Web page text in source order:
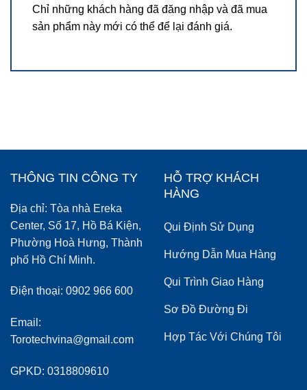
Chỉ những khách hàng đã đăng nhập và đã mua
sản phẩm này mới có thể để lại đánh giá.
THÔNG TIN CÔNG TY
Địa chỉ: Tòa nhà Ereka
Center, Số 17, Hồ Bá Kiện,
Phường Hoà Hưng, Thành
phố Hồ Chí Minh.
Điện thoại: 0902 966 600
Email:
Torotechvina@gmail.com
GPKD: 0318809610
HỖ TRỢ KHÁCH
HÀNG
Qui Định Sử Dụng
Hướng Dẫn Mua Hàng
Qui Trình Giao Hàng
Sơ Đồ Đường Đi
Hợp Tác Với Chúng Tôi